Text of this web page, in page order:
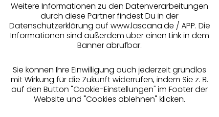
Weitere Informationen zu den Datenverarbeitungen
durch diese Partner findest Du in der
Datenschutzerklärung auf www.lascana.de / APP. Die
Informationen sind außerdem über einen Link in dem
Banner abrufbar.
Sie können Ihre Einwilligung auch jederzeit grundlos
mit Wirkung für die Zukunft widerrufen, indem Sie z. B.
auf den Button "Cookie-Einstellungen" im Footer der
Website und "Cookies ablehnen" klicken.